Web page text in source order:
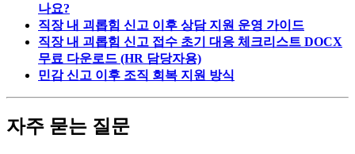
나요?
직장 내 괴롭힘 신고 이후 상담 지원 운영 가이드
직장 내 괴롭힘 신고 접수 초기 대응 체크리스트 DOCX
무료 다운로드 (HR 담당자용)
민감 신고 이후 조직 회복 지원 방식
자주 묻는 질문